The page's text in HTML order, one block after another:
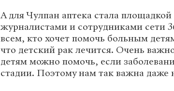
А для Чулпан аптека стала
журналистами и сотрудниками сети
всем, кто хочет помочь больным
что детский рак лечится. Очень
детям можно помочь, если
стадии. Поэтому нам так важна